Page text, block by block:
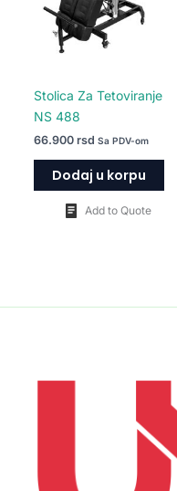
Stolica Za Tetoviranje
NS 488
66.900 rsd Sa PDV-om
Dodaj u korpu
Add to Quote